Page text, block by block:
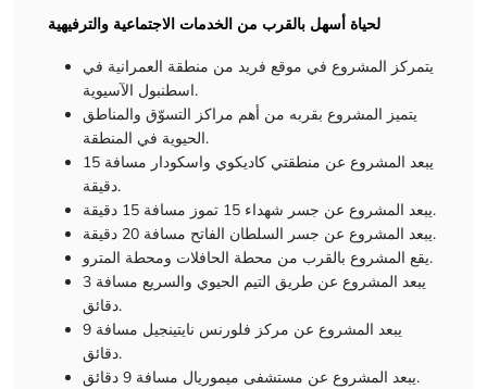
لحياة أسهل بالقرب من الخدمات الاجتماعية والترفيهية
يتمركز المشروع في موقع فريد من منطقة العمرانية في
اسطنبول الآسيوية.
يتميز المشروع بقربه من أهم مراكز التسوّق والمناطق
الحيوية في المنطقة.
يبعد المشروع عن منطقتي كاديكوي واسكودار مسافة 15
دقيقة.
يبعد المشروع عن جسر شهداء 15 تموز مسافة 15 دقيقة.
يبعد المشروع عن جسر السلطان الفاتح مسافة 20 دقيقة.
يقع المشروع بالقرب من محطة الحافلات ومحطة المترو.
يبعد المشروع عن طريق التيم الحيوي والسريع مسافة 3
دقائق.
يبعد المشروع عن مركز فلورنس نايتينجيل مسافة 9
دقائق.
يبعد المشروع عن مستشفى ميموريال مسافة 9 دقائق.